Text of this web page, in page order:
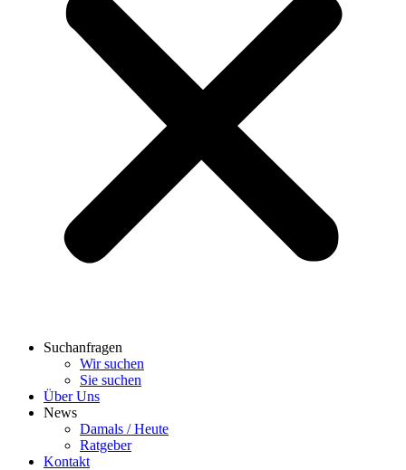
Suchanfragen
Wir suchen
Sie suchen
Über Uns
News
Damals / Heute
Ratgeber
Kontakt